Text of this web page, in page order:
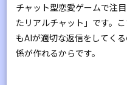
チャット型恋愛ゲームで注
たリアルチャット」です。
もAIが適切な返信をしてく
係が作れるからです。